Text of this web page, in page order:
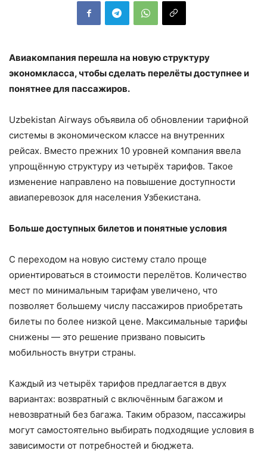
Авиакомпания перешла на новую структуру
экономкласса, чтобы сделать перелёты доступнее и
понятнее для пассажиров.
Uzbekistan Airways объявила об обновлении тарифной
системы в экономическом классе на внутренних
рейсах. Вместо прежних 10 уровней компания ввела
упрощённую структуру из четырёх тарифов. Такое
изменение направлено на повышение доступности
авиаперевозок для населения Узбекистана.
Больше доступных билетов и понятные условия
С переходом на новую систему стало проще
ориентироваться в стоимости перелётов. Количество
мест по минимальным тарифам увеличено, что
позволяет большему числу пассажиров приобретать
билеты по более низкой цене. Максимальные тарифы
снижены — это решение призвано повысить
мобильность внутри страны.
Каждый из четырёх тарифов предлагается в двух
вариантах: возвратный с включённым багажом и
невозвратный без багажа. Таким образом, пассажиры
могут самостоятельно выбирать подходящие условия в
зависимости от потребностей и бюджета.